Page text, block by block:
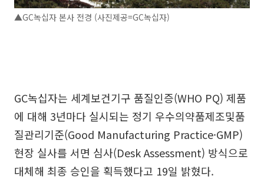
▲GC녹십자 본사 전경 (사진제공=GC녹십자)
GC녹십자는 세계보건기구 품질인증(WHO PQ) 제품
에 대해 3년마다 실시되는 정기 우수의약품제조및품
질관리기준(Good Manufacturing Practice·GMP)
현장 실사를 서면 심사(Desk Assessment) 방식으로
대체해 최종 승인을 획득했다고 19일 밝혔다.